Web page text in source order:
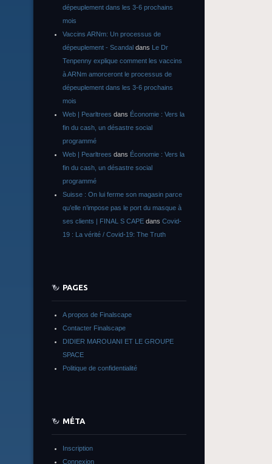
dépeuplement dans les 3-6 prochains
mois
Vaccins ARNm: Un processus de
dépeuplement - Scandal dans Le Dr
Tenpenny explique comment les vaccins
à ARNm amorceront le processus de
dépeuplement dans les 3-6 prochains
mois
Web | Pearltrees dans Économie : Vers la
fin du cash, un désastre social
programmé
Web | Pearltrees dans Économie : Vers la
fin du cash, un désastre social
programmé
Suisse : On lui ferme son magasin parce
qu’elle n’impose pas le port du masque à
ses clients | FINAL S CAPE dans Covid-
19 : La vérité / Covid-19: The Truth
PAGES
A propos de Finalscape
Contacter Finalscape
DIDIER MAROUANI ET LE GROUPE
SPACE
Politique de confidentialité
MÉTA
Inscription
Connexion